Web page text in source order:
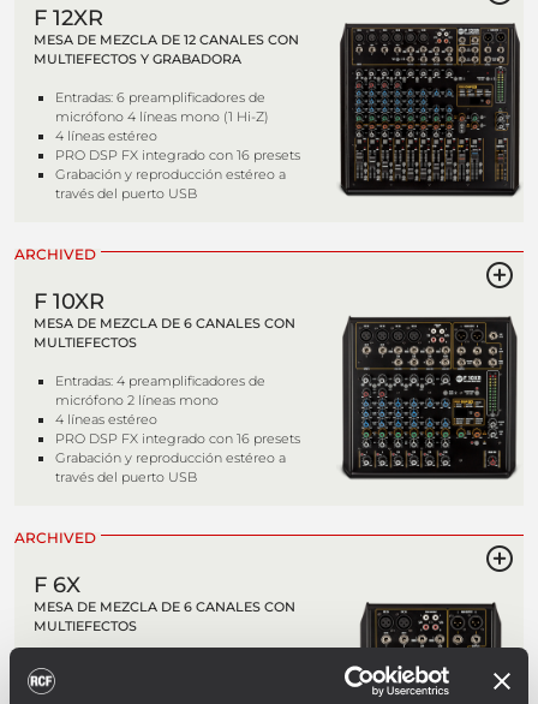
F 12XR
MESA DE MEZCLA DE 12 CANALES CON
MULTIEFECTOS Y GRABADORA
Entradas: 6 preamplificadores de
micrófono 4 líneas mono (1 Hi-Z)
4 líneas estéreo
PRO DSP FX integrado con 16 presets
Grabación y reproducción estéreo a
través del puerto USB
ARCHIVED
F 10XR
MESA DE MEZCLA DE 6 CANALES CON
MULTIEFECTOS
Entradas: 4 preamplificadores de
micrófono 2 líneas mono
4 líneas estéreo
PRO DSP FX integrado con 16 presets
Grabación y reproducción estéreo a
través del puerto USB
ARCHIVED
F 6X
MESA DE MEZCLA DE 6 CANALES CON
MULTIEFECTOS